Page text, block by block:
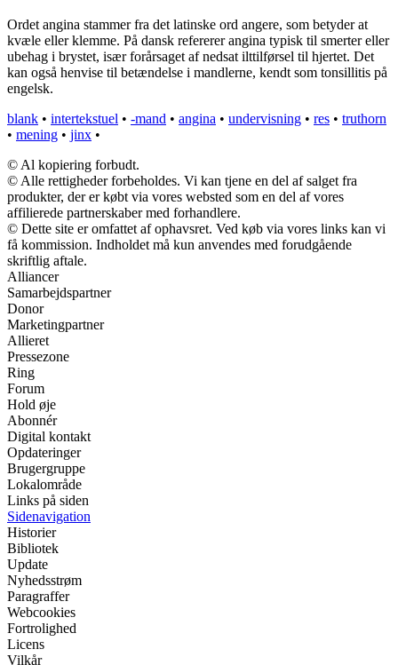
Ordet angina stammer fra det latinske ord angere, som betyder at
kvæle eller klemme. På dansk refererer angina typisk til smerter eller
ubehag i brystet, især forårsaget af nedsat ilttilførsel til hjertet. Det
kan også henvise til betændelse i mandlerne, kendt som tonsillitis på
engelsk.
blank • intertekstuel • -mand • angina • undervisning • res • truthorn
• mening • jinx •
© Al kopiering forbudt.
© Alle rettigheder forbeholdes. Vi kan tjene en del af salget fra
produkter, der er købt via vores websted som en del af vores
affilierede partnerskaber med forhandlere.
© Dette site er omfattet af ophavsret. Ved køb via vores links kan vi
få kommission. Indholdet må kun anvendes med forudgående
skriftlig aftale.
Alliancer
Samarbejdspartner
Donor
Marketingpartner
Allieret
Pressezone
Ring
Forum
Hold øje
Abonnér
Digital kontakt
Opdateringer
Brugergruppe
Lokalområde
Links på siden
Sidenavigation
Historier
Bibliotek
Update
Nyhedsstrøm
Paragraffer
Webcookies
Fortrolighed
Licens
Vilkår